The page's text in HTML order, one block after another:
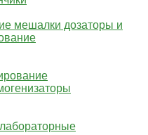
мешалки дозаторы и